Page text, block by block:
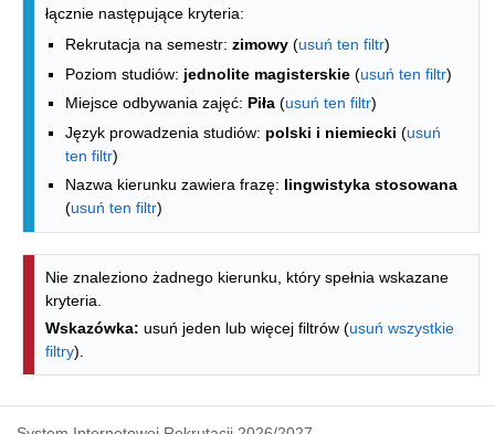
łącznie następujące kryteria:
Rekrutacja na semestr: zimowy (usuń ten filtr)
Poziom studiów: jednolite magisterskie (usuń ten filtr)
Miejsce odbywania zajęć: Piła (usuń ten filtr)
Język prowadzenia studiów: polski i niemiecki (usuń
ten filtr)
Nazwa kierunku zawiera frazę: lingwistyka stosowana
(usuń ten filtr)
Nie znaleziono żadnego kierunku, który spełnia wskazane
kryteria.
Wskazówka: usuń jeden lub więcej filtrów (usuń wszystkie
filtry).